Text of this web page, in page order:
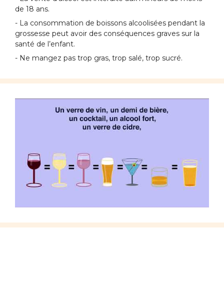
de 18 ans.
- La consommation de boissons alcoolisées pendant la
grossesse peut avoir des conséquences graves sur la
santé de l’enfant.
- Ne mangez pas trop gras, trop salé, trop sucré.